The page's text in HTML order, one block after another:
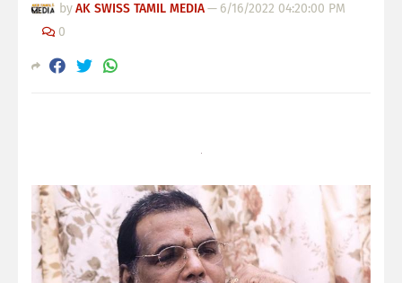
byAK SWISS TAMIL MEDIA— 6/16/2022 04:20:00 PM
0